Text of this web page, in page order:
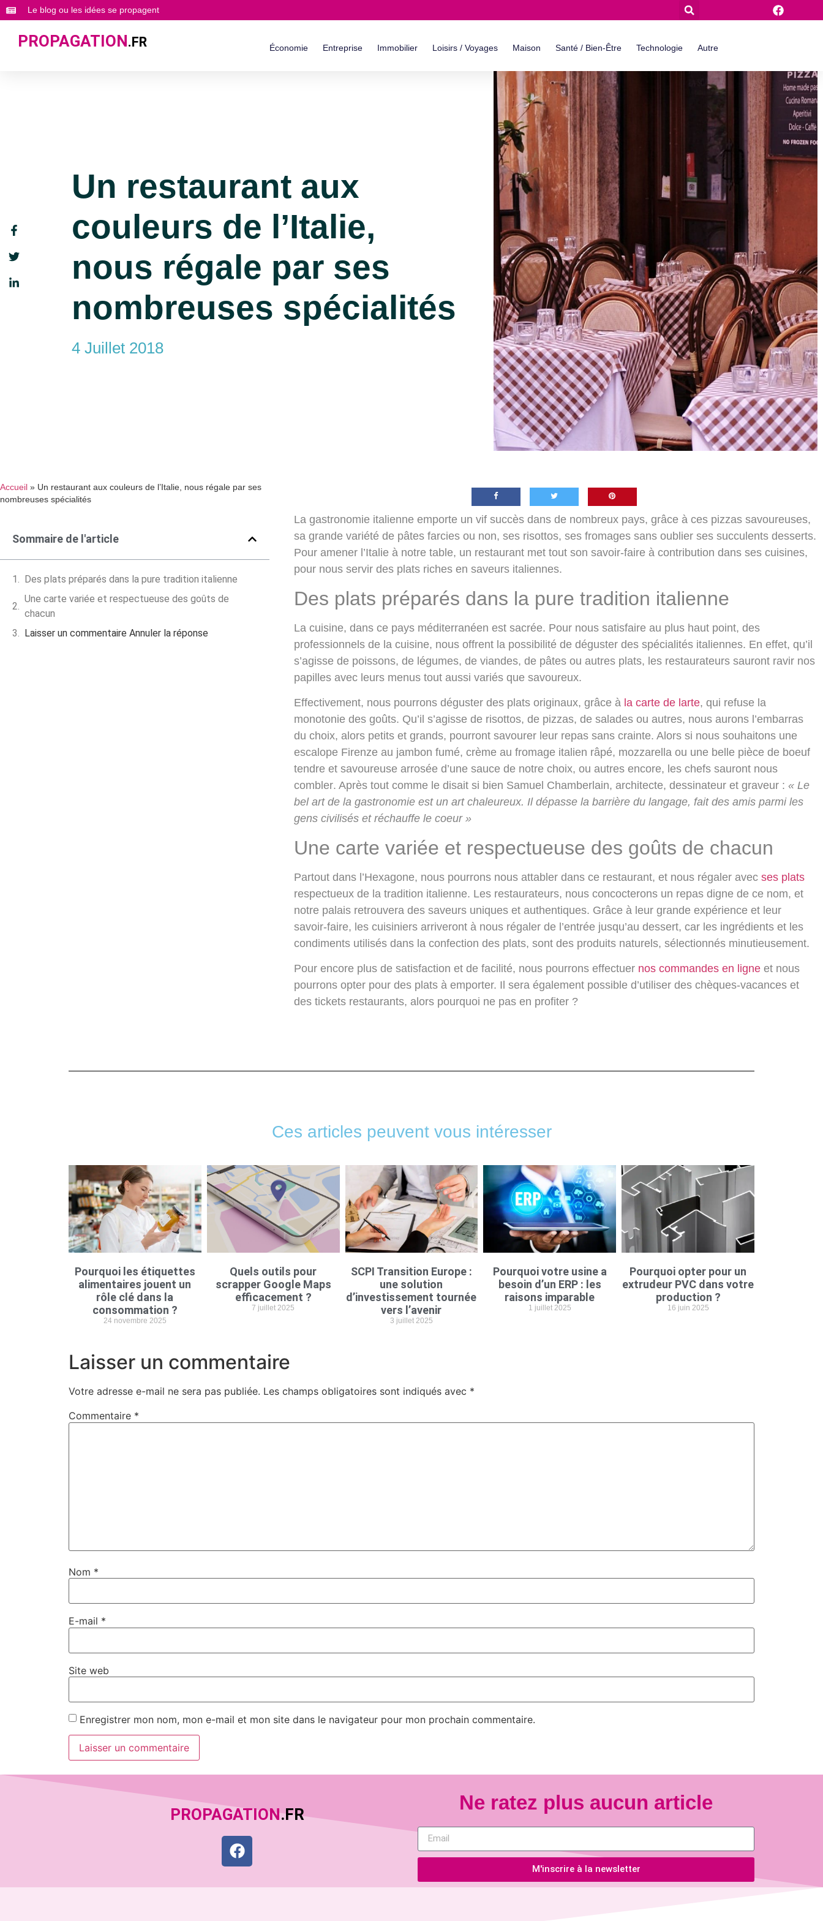
Le blog ou les idées se propagent
PROPAGATION.FR Économie Entreprise Immobilier Loisirs / Voyages Maison Santé / Bien-Être Technologie Autre
Un restaurant aux
couleurs de l’Italie,
nous régale par ses
nombreuses spécialités
4 Juillet 2018
Accueil » Un restaurant aux couleurs de l’Italie, nous régale par ses
nombreuses spécialités
Sommaire de l'article
Des plats préparés dans la pure tradition italienne
Une carte variée et respectueuse des goûts de
chacun
Laisser un commentaire Annuler la réponse
La gastronomie italienne emporte un vif succès dans de nombreux pays, grâce à ces pizzas savoureuses,
sa grande variété de pâtes farcies ou non, ses risottos, ses fromages sans oublier ses succulents desserts.
Pour amener l’Italie à notre table, un restaurant met tout son savoir-faire à contribution dans ses cuisines,
pour nous servir des plats riches en saveurs italiennes.
Des plats préparés dans la pure tradition italienne
La cuisine, dans ce pays méditerranéen est sacrée. Pour nous satisfaire au plus haut point, des
professionnels de la cuisine, nous offrent la possibilité dedéguster des spécialités italiennes. En effet, qu’il
s’agisse de poissons, de légumes, de viandes, de pâtes ou autres plats, les restaurateurs sauront ravir nos
papilles avec leurs menus tout aussi variés que savoureux.
Effectivement, nous pourronsdéguster des plats originaux, grâce à la carte de larte, qui refuse la
monotonie des goûts. Qu’il s’agisse de risottos, de pizzas, de salades ou autres, nous aurons l’embarras
du choix, alors petits et grands, pourront savourer leur repas sans crainte. Alors si nous souhaitons une
escalope Firenze au jambon fumé, crème au fromage italien râpé, mozzarella ou une belle pièce de boeuf
tendre et savoureuse arrosée d’une sauce de notre choix, ou autres encore, les chefs sauront nous
combler. Après tout comme le disait si bien Samuel Chamberlain, architecte, dessinateur et graveur :« Le
bel art de la gastronomie est un art chaleureux. Il dépasse la barrière du langage, fait des amis parmi les
gens civilisés et réchauffe le coeur »
Une carte variée et respectueuse des goûts de chacun
Partout dans l’Hexagone, nous pourrons nous attabler dans ce restaurant, et nous régaler avecses plats
respectueux de la tradition italienne. Les restaurateurs, nous concocterons un repas digne de ce nom, et
notre palais retrouvera des saveurs uniques et authentiques. Grâce à leur grande expérience et leur
savoir-faire, les cuisiniers arriveront à nous régaler de l’entrée jusqu’au dessert, car les ingrédients et les
condiments utilisés dans la confection des plats, sontdes produits naturels, sélectionnés minutieusement.
Pour encore plus de satisfaction et de facilité, nous pourrons effectuer nos commandes en ligne et nous
pourrons opter pour des plats à emporter. Il sera également possible d’utiliser des chèques-vacances et
des tickets restaurants, alors pourquoi ne pas en profiter ?
Ces articles peuvent vous intéresser
Pourquoi les étiquettes
alimentaires jouent un
rôle clé dans la
consommation ?
24 novembre 2025
Quels outils pour
scrapper Google Maps
efficacement ?
7 juillet 2025
SCPI Transition Europe :
une solution
d’investissement tournée
vers l’avenir
3 juillet 2025
Pourquoi votre usine a
besoin d’un ERP : les
raisons imparable
1 juillet 2025
Pourquoi opter pour un
extrudeur PVC dans votre
production ?
16 juin 2025
Laisser un commentaire
Votre adresse e-mail ne sera pas publiée. Les champs obligatoires sont indiqués avec *
Commentaire *
Nom *
E-mail *
Site web
Enregistrer mon nom, mon e-mail et mon site dans le navigateur pour mon prochain commentaire.
PROPAGATION.FR
Ne ratez plus aucun article
M'inscrire à la newsletter